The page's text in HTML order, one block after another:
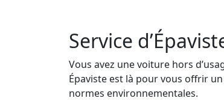
Service
Vous avez une voiture hors
Épaviste est là pour vous offrir
normes environnementales.